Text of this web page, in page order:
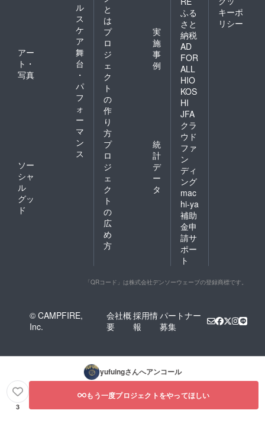
ル
ス
ケ
ア
アー
ト・
写真
舞
台
・
パ
フ
ォ
ー
マ
ン
ス
ソー
シャ
ル
グッ
ド
と
は
プ
ロ
ジ
ェ
ク
ト
の
作
り
方
実
施
事
例
プ
ロ
ジ
ェ
ク
ト
の
広
め
方
統
計
デ
ー
タ
ふる
さと
納税
AD
FOR
ALL
HIO
KOS
HI
JFA
クラ
ウド
ファ
ン
ディ
ング
mac
hi-ya
補助
金申
請サ
ポー
ト
キーポ
リシー
「QRコード」は株式会社デンソーウェーブの登録商標です。
© CAMPFIRE,
Inc.
会社概
要
採用情
報
パートナー
募集
yufuingさんへアンコール
3
もう一度プロジェクトをやってほしい